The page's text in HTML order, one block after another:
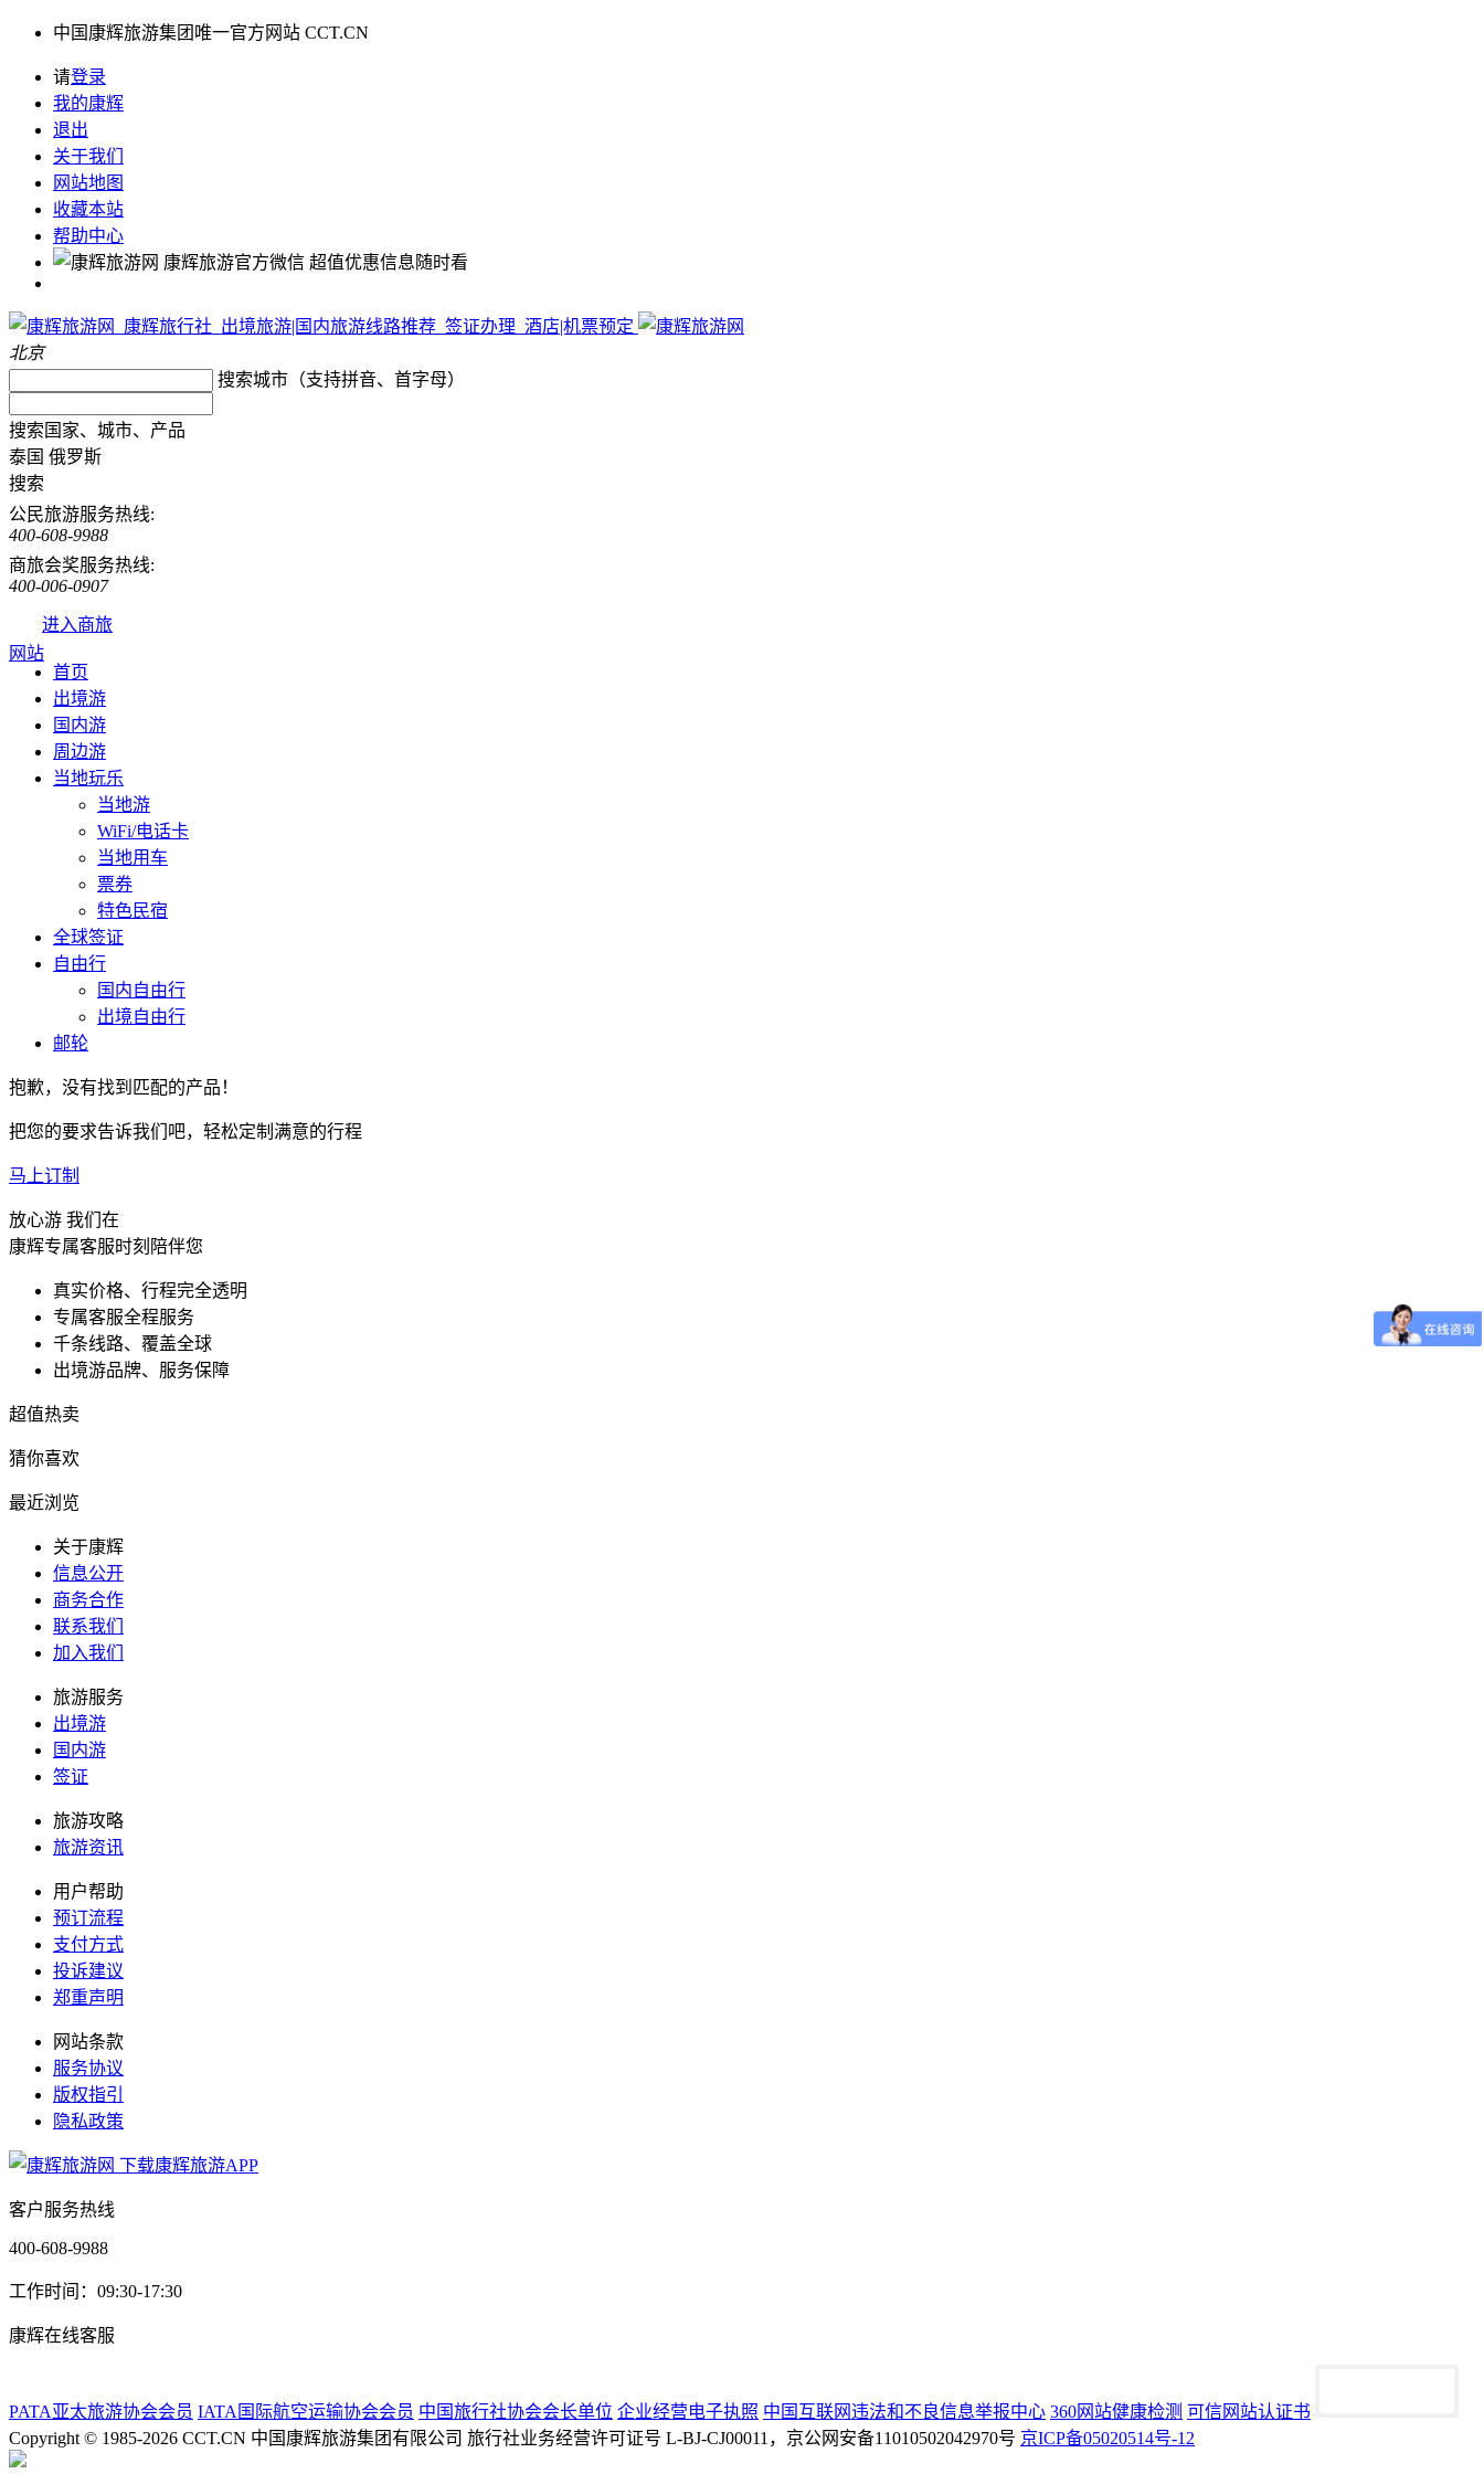
中国康辉旅游集团唯一官方网站 CCT.CN
请登录
我的康辉
退出
关于我们
网站地图
收藏本站
帮助中心
康辉旅游官方微信 超值优惠信息随时看
北京
搜索城市（支持拼音、首字母）
搜索国家、城市、产品
泰国 俄罗斯
搜索
公民旅游服务热线:
400-608-9988
商旅会奖服务热线:
400-006-0907
进入商旅
网站
首页
出境游
国内游
周边游
当地玩乐
当地游
WiFi/电话卡
当地用车
票券
特色民宿
全球签证
自由行
国内自由行
出境自由行
邮轮
抱歉，没有找到匹配的产品！
把您的要求告诉我们吧，轻松定制满意的行程
马上订制
放心游 我们在
康辉专属客服时刻陪伴您
真实价格、行程完全透明
专属客服全程服务
千条线路、覆盖全球
出境游品牌、服务保障
超值热卖
猜你喜欢
最近浏览
关于康辉
信息公开
商务合作
联系我们
加入我们
旅游服务
出境游
国内游
签证
旅游攻略
旅游资讯
用户帮助
预订流程
支付方式
投诉建议
郑重声明
网站条款
服务协议
版权指引
隐私政策
下载康辉旅游APP
客户服务热线
400-608-9988
工作时间：09:30-17:30
康辉在线客服
PATA亚太旅游协会会员 IATA国际航空运输协会会员 中国旅行社协会会长单位 企业经营电子执照 中国互联网违法和不良信息举报中心 360网站健康检测 可信网站认证书
Copyright © 1985-2026 CCT.CN 中国康辉旅游集团有限公司 旅行社业务经营许可证号 L-BJ-CJ00011，京公网安备11010502042970号 京ICP备05020514号-12